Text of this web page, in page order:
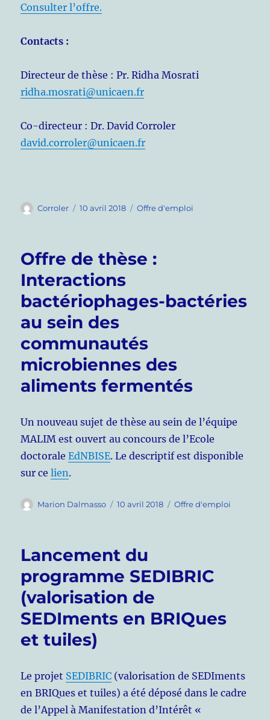
Consulter l’offre.
Contacts :
Directeur de thèse : Pr. Ridha Mosrati
ridha.mosrati@unicaen.fr
Co-directeur : Dr. David Corroler
david.corroler@unicaen.fr
Auteur
Corroler
Publié
10 avril 2018 Catégories
Offre d'emploi
Offre de thèse :
Interactions
bactériophages-bactéries
au sein des
communautés
microbiennes des
aliments fermentés
Un nouveau sujet de thèse au sein de l’équipe
MALIM est ouvert au concours de l’Ecole
doctoraleEdNBISE. Le descriptif est disponible
sur celien.
Auteur
Marion Dalmasso
Publié
10 avril 2018 Catégories
Offre d'emploi
Lancement du
programme SEDIBRIC
(valorisation de
SEDIments en BRIQues
et tuiles)
Le projet SEDIBRIC (valorisation de SEDIments
en BRIQues et tuiles) a été déposé dans le cadre
de l’Appel à Manifestation d’Intérêt «